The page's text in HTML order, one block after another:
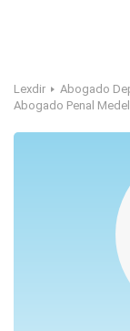
Lexdir Abogado
Abogado Penal